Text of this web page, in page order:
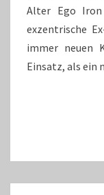
Alter Ego
exzentrische
immer neuen
Einsatz, als ein